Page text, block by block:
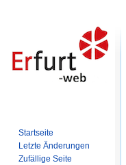
Startseite
Letzte Änderungen
Zufällige Seite